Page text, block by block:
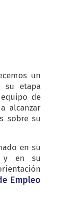
un
su etapa
de
alcanzar
sobre su
en su
y en su
Empleo